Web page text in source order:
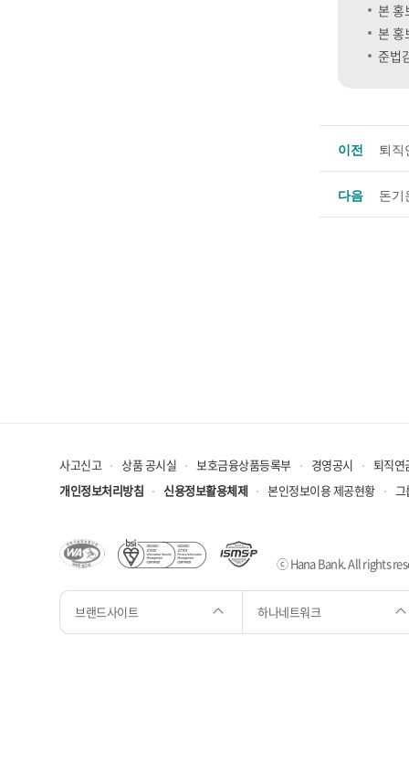
본 홍
본 홍
준법
이전 퇴직
다음 돈기
사고신고 상품 공시실 보호금융상품등록부 경영공시
퇴직연
개인정보처리방침
신용정보활용체제 본인정보이용 제공현황 그
ⓒ Hana Bank. All rights
브랜드사이트 하나네트워크